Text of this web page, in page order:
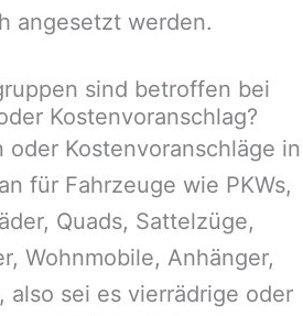
angesetzt werden.
sind betroffen bei
Kostenvoranschlag?
oder Kostenvoranschläge in
für Fahrzeuge wie PKWs,
Quads, Sattelzüge,
Wohnmobile, Anhänger,
also sei es vierrädrige oder